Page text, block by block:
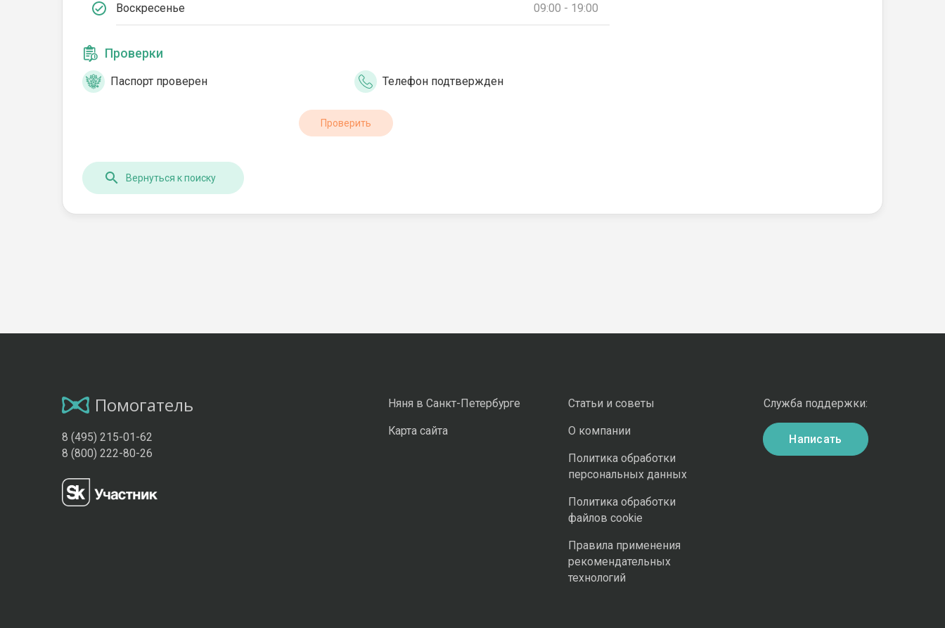
Воскресенье 09:00 - 19:00
Проверки
Паспорт проверен Телефон подтвержден
Проверить
Вернуться к поиску
Помогатель
8 (495) 215-01-62
8 (800) 222-80-26
Няня в Санкт-Петербурге
Карта сайта
Статьи и советы
О компании
Политика обработки
персональных данных
Политика обработки
файлов cookie
Правила применения
рекомендательных
технологий
Служба поддержки:
Написать